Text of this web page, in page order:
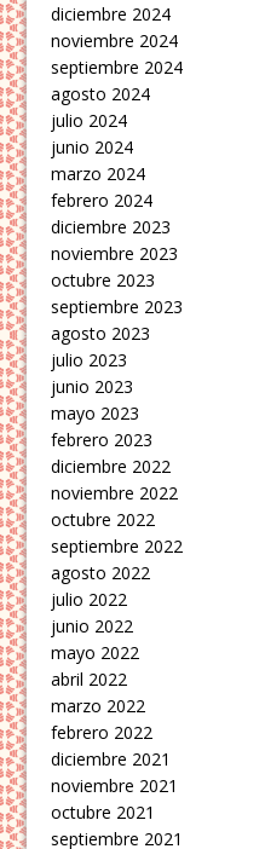
diciembre 2024
noviembre 2024
septiembre 2024
agosto 2024
julio 2024
junio 2024
marzo 2024
febrero 2024
diciembre 2023
noviembre 2023
octubre 2023
septiembre 2023
agosto 2023
julio 2023
junio 2023
mayo 2023
febrero 2023
diciembre 2022
noviembre 2022
octubre 2022
septiembre 2022
agosto 2022
julio 2022
junio 2022
mayo 2022
abril 2022
marzo 2022
febrero 2022
diciembre 2021
noviembre 2021
octubre 2021
septiembre 2021